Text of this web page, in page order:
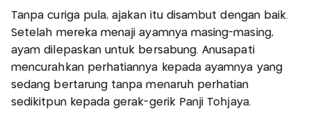
Tanpa curiga pula, ajakan itu disambut dengan baik.
Setelah mereka menaji ayamnya masing-masing,
ayam dilepaskan untuk bersabung. Anusapati
mencurahkan perhatiannya kepada ayamnya yang
sedang bertarung tanpa menaruh perhatian
sedikitpun kepada gerak-gerik Panji Tohjaya.